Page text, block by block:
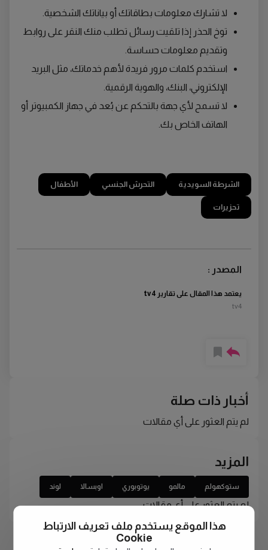
لا تشارك معلومات بطاقاتك أو بياناتك الشخصية.
توخ الحذر إذا تلقيت رسائل تطلب منك النقر على روابط
وتقديم معلومات حساسة.
استخدم كلمات مرور فريدة لأهم خدماتك، مثل البريد
الإلكتروني، البنك، والهوية الرقمية.
لا تسمح لأي جهة بالتحكم عن بُعد في جهاز الكمبيوتر أو
الهاتف الخاص بك.
الشرطة السويدية التحرش الجنسي الأطفال
تحزيرات
المصدر :
يعتمد هذا المقال على تقارير tv4
tv4
أخبار ذات صلة
لم يتم العثور على أي مقالات
المزيد
ستوكهولم مالمو يوتوبوري اوبسالا لوند
لم يتم العثور على أي مقالات
هذا الموقع يستخدم ملف تعريف الارتباط
Cookie